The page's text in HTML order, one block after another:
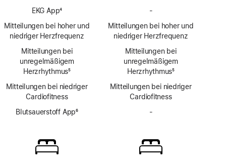
EKG App4
Mitteilungen bei hoher und
niedriger Herzfrequenz
Mitteilungen bei
unregelmäßigem
Herzrhythmus5
Mitteilungen bei niedriger
Cardio­fitness
Blutsauerstoff App6
teilungen
-
App
Mitteilungen bei hoher und
niedriger Herzfrequenz
Mitteilungen bei
unregelmäßigem
Herzrhythmus5
Mitteilungen bei niedriger
Cardio­fitness
-